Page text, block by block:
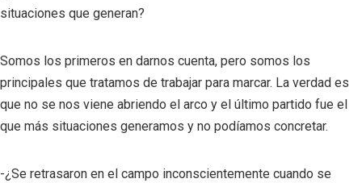
situaciones que generan?
Somos los primeros en darnos cuenta, pero somos los
principales que tratamos de trabajar para marcar. La verdad es
que no se nos viene abriendo el arco y el último partido fue el
que más situaciones generamos y no podíamos concretar.
-¿Se retrasaron en el campo inconscientemente cuando se